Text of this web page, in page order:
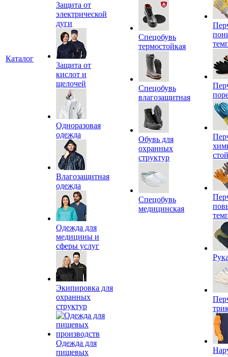
Каталог
Защита от
электрической
дуги
Защита от
кислот и
щелочей
Одноразовая
одежда
Влагозащитная
одежда
Одежда для
медицины и
сферы услуг
Экипировка для
охранных
структур
Одежда для
пищевых
Спецобувь
термостойкая
Спецобувь
влагозащитная
Обувь для
охранных
структур
Спецобувь
медицинская